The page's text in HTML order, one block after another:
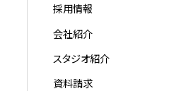
採用情報
会社紹介
スタジオ紹介
資料請求